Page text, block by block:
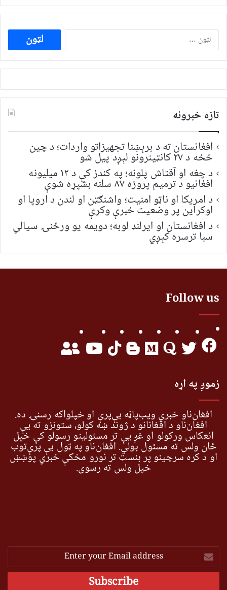
ددی
لپاره
لټون:
تازه خبرونه
افغانستان ته د برېښنا تجهیزاتو واردات؛ د چین
څخه د ۲۷ کانټینرونو لېږد پیل شو
د چغه او آقتاش پلونه؛ په کندز کې د ۱۲ میلیونه
افغانیو د ترمیم پروژه ۸۷ سلنه بشپړه شوې
د امریکا او ناټو امنیت؛ واشنګټن او لندن د اروپا او
اوکراین پر وضعیت خبرې وکړې
د افغانستان او ایرلنډ لوبه؛ دویمه یو ورځنۍ سیالي
سبا ترسره کېږي
Follow us
زموږ په اړه
افغان‌ناو خبري ویب‌پاڼه بې‌پرې او خپلواکه رسنۍ ده.
افغان‌ناو د افغانانو د ژوند ښه کولو، ستونزو ته یې
انعکاس ورکولو او غږ یې تر مسئولینو رسولو کې خپل
ځان ولس ته مسئول بولي. افغان‌ناو په ټول بې پرې‌توب
او د کره سرچینو پر بنسټ تر نورو مخکې خبري پوښښ
خپل ولس ته رسوي.
Enter
your
Email